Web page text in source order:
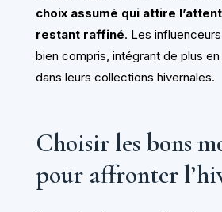
choix assumé qui attire
restant raffiné. Les
bien compris, intégrant de plus
dans leurs collections hivernales.
Choisir les bons
pour affronter